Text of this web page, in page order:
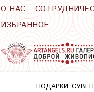
О НАС
ИЗБРАННОЕ
ПОДАРКИ,